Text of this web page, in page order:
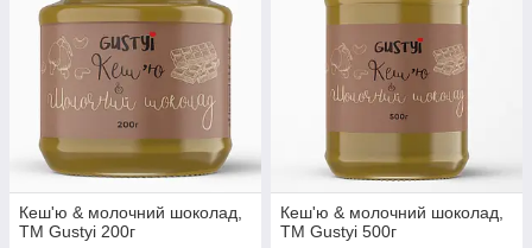
Кеш'ю & молочний шоколад,
ТМ Gustyi 200г
Кеш'ю & молочний шоколад,
ТМ Gustyi 500г